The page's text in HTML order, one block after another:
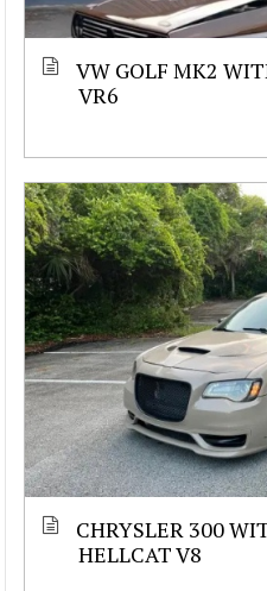
VW GOLF MK2
VR6
CHRYSLER 300
HELLCAT V8